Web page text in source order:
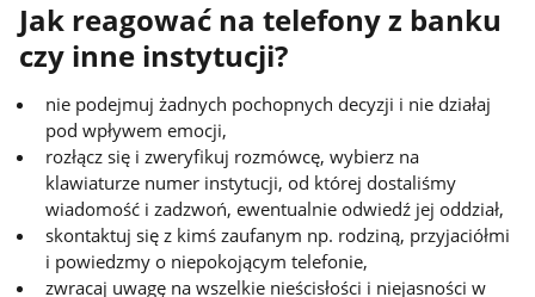
Jak reagować na telefony z banku
czy inne instytucji?
nie podejmuj żadnych pochopnych decyzji i nie działaj
pod wpływem emocji,
rozłącz się i zweryfikuj rozmówcę, wybierz na
klawiaturze numer instytucji, od której dostaliśmy
wiadomość i zadzwoń, ewentualnie odwiedź jej oddział,
skontaktuj się z kimś zaufanym np. rodziną, przyjaciółmi
i powiedzmy o niepokojącym telefonie,
zwracaj uwagę na wszelkie nieścisłości i niejasności w